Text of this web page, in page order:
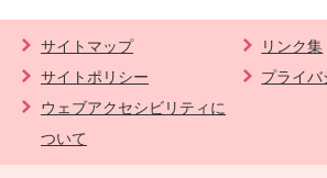
サイトマップ
リンク集
サイトポリシー
プライバ
ウェブアクセシビリティに
ついて